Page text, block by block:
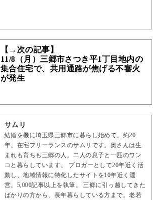
【→次の記事】
11/8（月）三郷市さつき平1丁目地内の
集合住宅で、共用通路が焦げる不審火
が発生
サムリ
結婚を機に埼玉県三郷市に暮らし始めて、約20
年。在宅フリーランスのサムリです。奥さんは生
まれも育ちも三郷の人。二人の息子と一匹のワン
コと暮らしています。 ブロガーとして20年近く活
動し、地域情報に特化したサイトを10年近く運
営。5,000記事以上を執筆。 三郷に引っ越してきた
ばかりの方から、長年暮らしている方まで。老若